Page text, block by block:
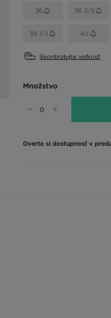
36 36 2/3
39 1/3 40
Skontrolujte veľkosť
Množstvo
Overte si dostupnosť v